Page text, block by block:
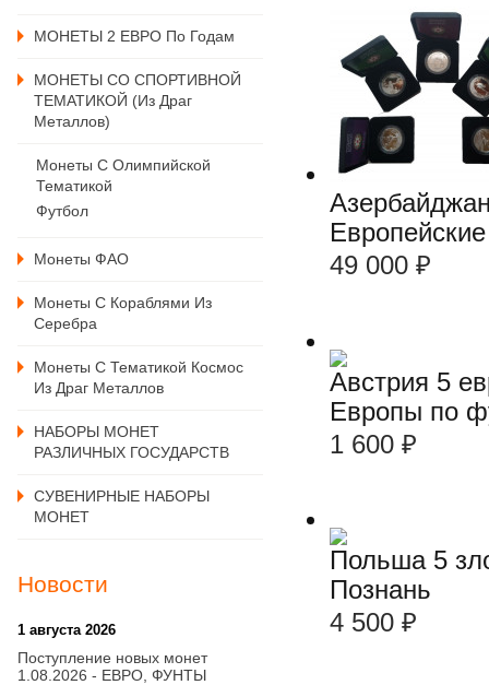
МОНЕТЫ 2 ЕВРО По Годам
МОНЕТЫ СО СПОРТИВНОЙ
ТЕМАТИКОЙ (из Драг
Металлов)
Монеты С Олимпийской
Тематикой
Футбол
Монеты ФАО
Монеты С Кораблями Из
Серебра
Монеты С Тематикой Космос
Из Драг Металлов
НАБОРЫ МОНЕТ
РАЗЛИЧНЫХ ГОСУДАРСТВ
СУВЕНИРНЫЕ НАБОРЫ
МОНЕТ
Новости
1 августа 2026
Поступление новых монет
1.08.2026 - ЕВРО, ФУНТЫ
49 000 ₽
Австрия 5
Европы по
1 600 ₽
Польша 5
Познань
4 500 ₽